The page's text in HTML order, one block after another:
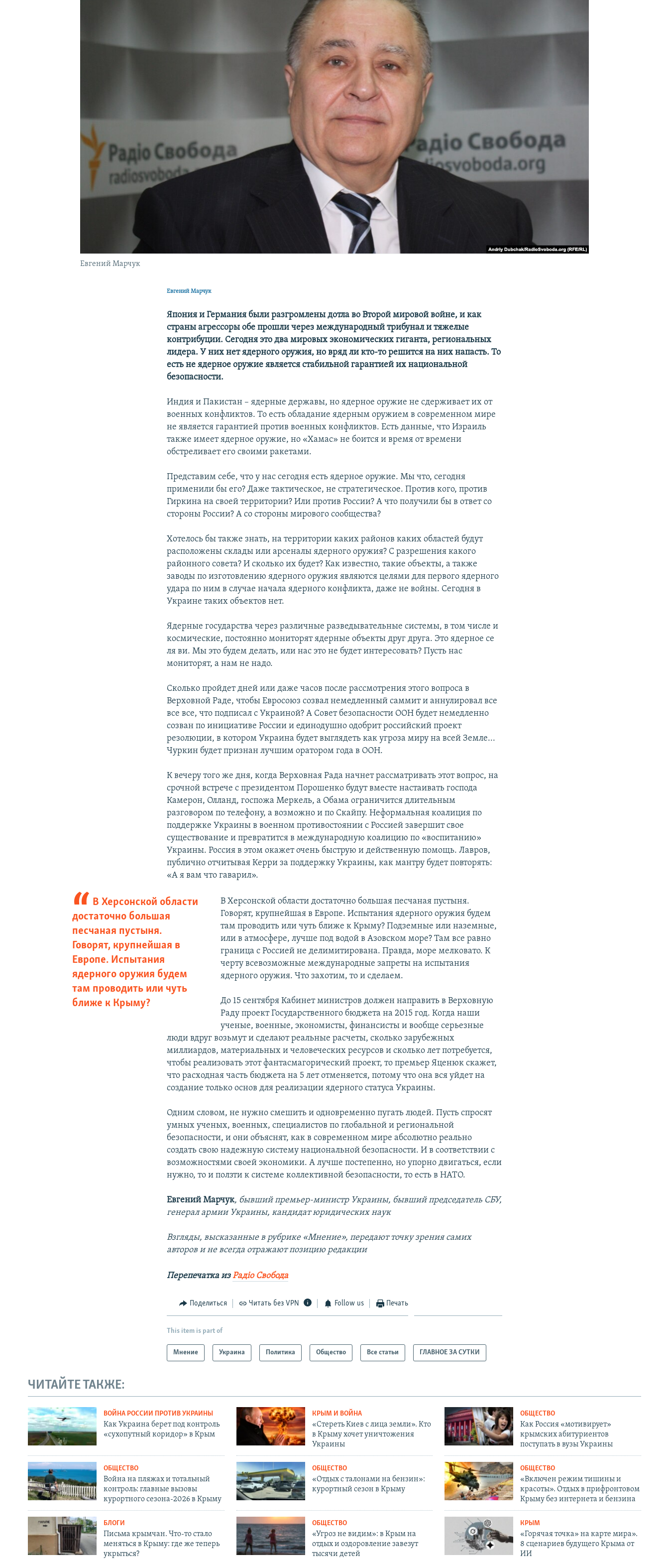
Евгений Марчук
Евгений Марчук
Япония и Германия были разгромлены дотла во Второй мировой войне, и как
страны агрессоры обе прошли через международный трибунал и тяжелые
контрибуции. Сегодня это два мировых экономических гиганта, региональных
лидера. У них нет ядерного оружия, но вряд ли кто-то решится на них напасть. То
есть не ядерное оружие является стабильной гарантией их национальной
безопасности.
Индия и Пакистан – ядерные державы, но ядерное оружие не сдерживает их от
военных конфликтов. То есть обладание ядерным оружием в современном мире
не является гарантией против военных конфликтов. Есть данные, что Израиль
также имеет ядерное оружие, но «Хамас» не боится и время от времени
обстреливает его своими ракетами.
Представим себе, что у нас сегодня есть ядерное оружие. Мы что, сегодня
применили бы его? Даже тактическое, не стратегическое. Против кого, против
Гиркина на своей территории? Или против России? А что получили бы в ответ со
стороны России? А со стороны мирового сообщества?
Хотелось бы также знать, на территории каких районов каких областей будут
расположены склады или арсеналы ядерного оружия? С разрешения какого
районного совета? И сколько их будет? Как известно, такие объекты, а также
заводы по изготовлению ядерного оружия являются целями для первого ядерного
удара по ним в случае начала ядерного конфликта, даже не войны. Сегодня в
Украине таких объектов нет.
Ядерные государства через различные разведывательные системы, в том числе и
космические, постоянно мониторят ядерные объекты друг друга. Это ядерное се
ля ви. Мы это будем делать, или нас это не будет интересовать? Пусть нас
мониторят, а нам не надо.
Сколько пройдет дней или даже часов после рассмотрения этого вопроса в
Верховной Раде, чтобы Евросоюз созвал немедленный саммит и аннулировал все
все все, что подписал с Украиной? А Совет безопасности ООН будет немедленно
созван по инициативе России и единодушно одобрит российский проект
резолюции, в котором Украина будет выглядеть как угроза миру на всей Земле...
Чуркин будет признан лучшим оратором года в ООН.
К вечеру того же дня, когда Верховная Рада начнет рассматривать этот вопрос, на
срочной встрече с президентом Порошенко будут вместе настаивать господа
Камерон, Олланд, госпожа Меркель, а Обама ограничится длительным
разговором по телефону, а возможно и по Скайпу. Неформальная коалиция по
поддержке Украины в военном противостоянии с Россией завершит свое
существование и превратится в международную коалицию по «воспитанию»
Украины. Россия в этом окажет очень быструю и действенную помощь. Лавров,
публично отчитывая Керри за поддержку Украины, как мантру будет повторять:
«А я вам что гаварил».
В Херсонской области
достаточно большая
песчаная пустыня.
Говорят, крупнейшая в
Европе. Испытания
ядерного оружия будем
там проводить или чуть
ближе к Крыму?
В Херсонской области достаточно большая песчаная пустыня.
Говорят, крупнейшая в Европе. Испытания ядерного оружия будем
там проводить или чуть ближе к Крыму? Подземные или наземные,
или в атмосфере, лучше под водой в Азовском море? Там все равно
граница с Россией не делимитирована. Правда, море мелковато. К
черту всевозможные международные запреты на испытания
ядерного оружия. Что захотим, то и сделаем.
До 15 сентября Кабинет министров должен направить в Верховную
Раду проект Государственного бюджета на 2015 год. Когда наши
ученые, военные, экономисты, финансисты и вообще серьезные
люди вдруг возьмут и сделают реальные расчеты, сколько зарубежных
миллиардов, материальных и человеческих ресурсов и сколько лет потребуется,
чтобы реализовать этот фантасмагорический проект, то премьер Яценюк скажет,
что расходная часть бюджета на 5 лет отменяется, потому что она вся уйдет на
создание только основ для реализации ядерного статуса Украины.
Одним словом, не нужно смешить и одновременно пугать людей. Пусть спросят
умных ученых, военных, специалистов по глобальной и региональной
безопасности, и они объяснят, как в современном мире абсолютно реально
создать свою надежную систему национальной безопасности. И в соответствии с
возможностями своей экономики. А лучше постепенно, но упорно двигаться, если
нужно, то и ползти к системе коллективной безопасности, то есть в НАТО.
Евгений Марчук, бывший премьер-министр Украины, бывший председатель СБУ,
генерал армии Украины, кандидат юридических наук
Взгляды, высказанные в рубрике «Мнение», передают точку зрения самих
авторов и не всегда отражают позицию редакции
Перепечатка из Радіо Свобода
Поделиться Читать без VPN Follow us Печать
This item is part of
Мнение Украина Политика Общество Все статьи ГЛАВНОЕ ЗА СУТКИ
ЧИТАЙТЕ ТАКЖЕ:
ВОЙНА РОССИИ ПРОТИВ УКРАИНЫ
Как Украина берет под контроль
«сухопутный коридор» в Крым
КРЫМ И ВОЙНА
«Стереть Киев с лица земли». Кто
в Крыму хочет уничтожения
Украины
ОБЩЕСТВО
Как Россия «мотивирует»
крымских абитуриентов
поступать в вузы Украины
ОБЩЕСТВО
Война на пляжах и тотальный
контроль: главные вызовы
курортного сезона-2026 в Крыму
ОБЩЕСТВО
«Отдых с талонами на бензин»:
курортный сезон в Крыму
ОБЩЕСТВО
«Включен режим тишины и
красоты». Отдых в прифронтовом
Крыму без интернета и бензина
БЛОГИ
Письма крымчан. Что-то стало
меняться в Крыму: где же теперь
укрыться?
ОБЩЕСТВО
«Угроз не видим»: в Крым на
отдых и оздоровление завезут
тысячи детей
КРЫМ
«Горячая точка» на карте мира».
8 сценариев будущего Крыма от
ИИ